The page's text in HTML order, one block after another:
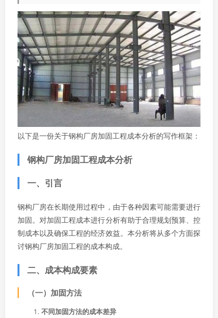
以下是一份关于钢构厂房加固工程成本分析的写作框架：
钢构厂房加固工程成本分析
一、引言
钢构厂房在长期使用过程中，由于各种因素可能需要进行
加固。对加固工程成本进行分析有助于合理规划预算、控
制成本以及确保工程的经济效益。本分析将从多个方面探
讨钢构厂房加固工程的成本构成。
二、成本构成要素
（一）加固方法
不同加固方法的成本差异